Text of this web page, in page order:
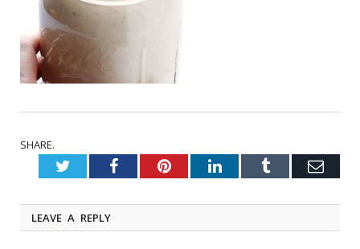
SHARE.
TwitterFacebookPinterestLinkedInTumblr
LEAVE A REPLY